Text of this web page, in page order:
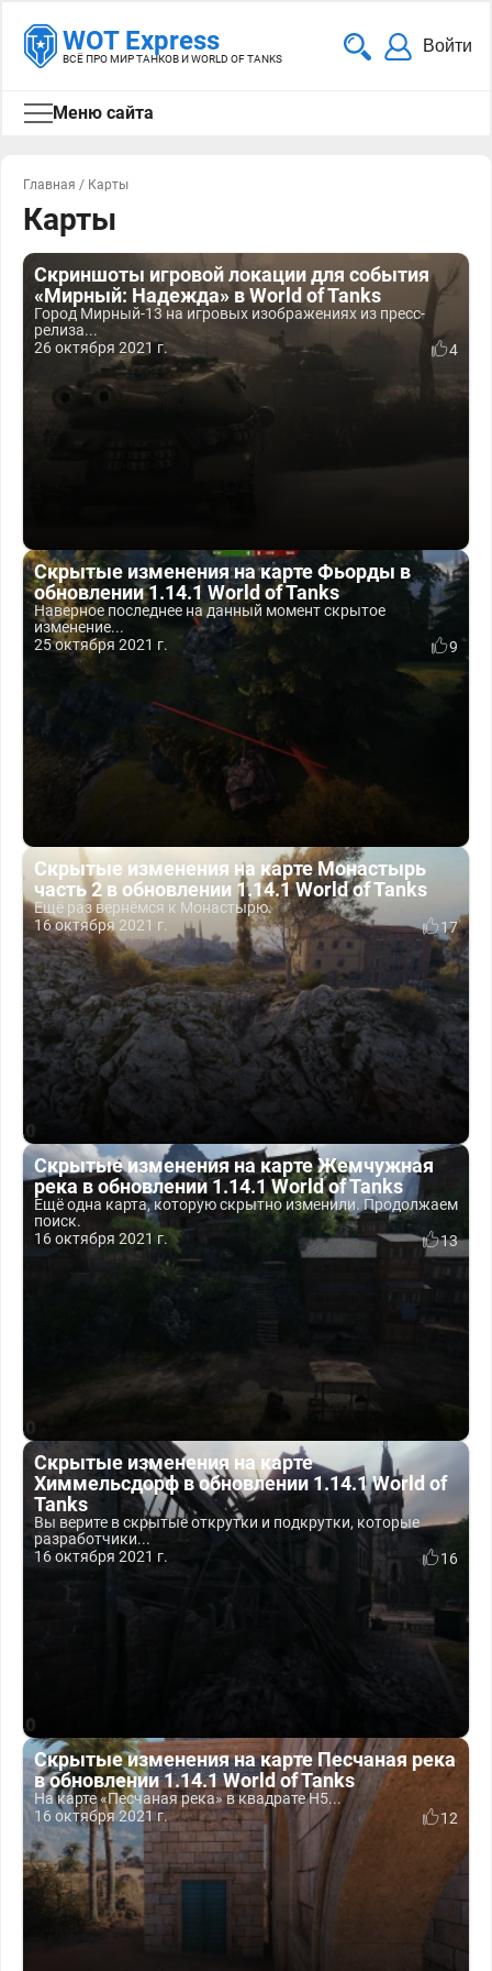
WOT Express
ВСЁ ПРО МИР ТАНКОВ И WORLD OF TANKS
Войти
Меню сайта
Главная / Карты
Карты
Скриншоты игровой локации для события
«Мирный: Надежда» в World of Tanks
Город Мирный-13 на игровых изображениях из пресс-
релиза...
26 октября 2021 г.
4
Скрытые изменения на карте Фьорды в
обновлении 1.14.1 World of Tanks
Наверное последнее на данный момент скрытое
изменение...
25 октября 2021 г.
9
Скрытые изменения на карте Монастырь
часть 2 в обновлении 1.14.1 World of Tanks
Ещё раз вернёмся к Монастырю.
16 октября 2021 г.
17
Скрытые изменения на карте Жемчужная
река в обновлении 1.14.1 World of Tanks
Ещё одна карта, которую скрытно изменили. Продолжаем
поиск.
16 октября 2021 г.
13
Скрытые изменения на карте
Химмельсдорф в обновлении 1.14.1 World of
Tanks
Вы верите в скрытые открутки и подкрутки, которые
разработчики...
16 октября 2021 г.
16
Скрытые изменения на карте Песчаная река
в обновлении 1.14.1 World of Tanks
На карте «Песчаная река» в квадрате H5...
16 октября 2021 г.
12